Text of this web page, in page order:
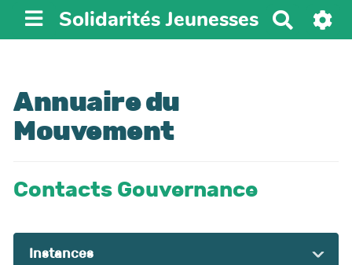
Solidarités Jeunesses
e
Annuaire du
Mouvement
Contacts Gouvernance
Instances